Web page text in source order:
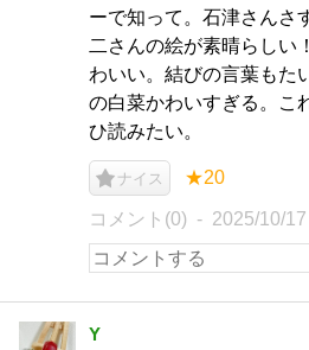
ーで知って。石津さんさ
二さんの絵が素晴らしい
わいい。結びの言葉もた
の白菜かわいすぎる。こ
ひ読みたい。
ナイス ★20
コメント(0) 2025/10/17
Y